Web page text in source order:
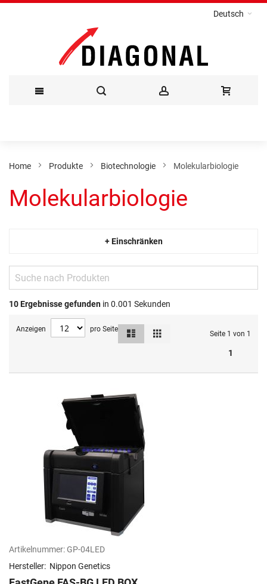
Deutsch
Inhalt
Home Produkte Biotechnologie Molekularbiologie
Molekularbiologie
+ Einschränken
10Ergebnisse gefunden in 0.001 Sekunden
Anzeigen pro Seite
Seite 1 von 1
1
Ansicht
Artikelnummer: GP-04LED
Hersteller: Nippon Genetics